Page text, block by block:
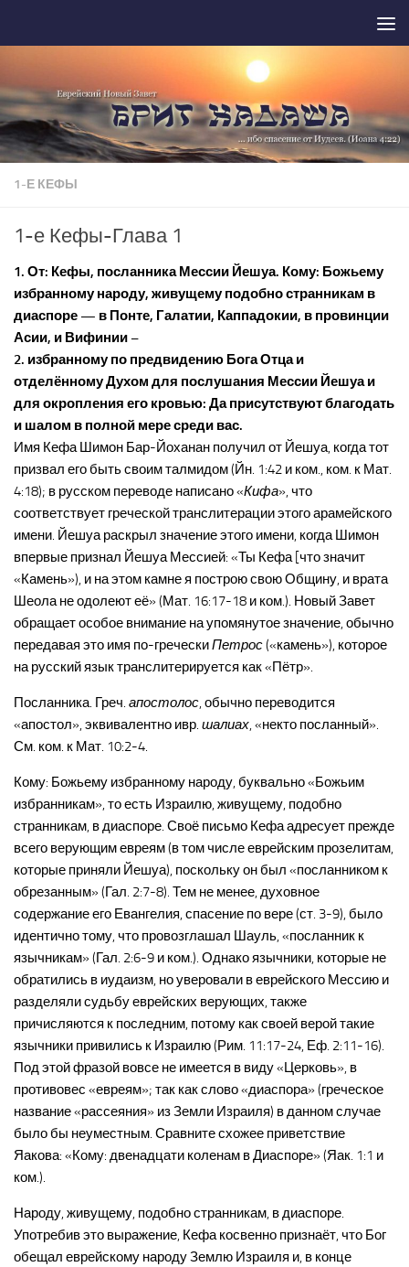
1-Е КЕФЫ
1-е Кефы-Глава 1
1. От: Кефы, посланника Мессии Йешуа. Кому: Божьему
избранному народу, живущему подобно странникам в
диаспоре — в Понте, Галатии, Каппадокии, в провинции
Асии, и Вифинии –
2. избранному по предвидению Бога Отца и
отделённому Духом для послушания Мессии Йешуа и
для окропления его кровью: Да присутствуют благодать
и шалом в полной мере среди вас.
Имя Кефа Шимон Бар-Йоханан получил от Йешуа, когда тот
призвал его быть своим талмидом (Йн. 1:42 и ком., ком. к Мат.
4:18); в русском переводе написано «Кифа», что
соответствует греческой транслитерации этого арамейского
имени. Йешуа раскрыл значение этого имени, когда Шимон
впервые признал Йешуа Мессией: «Ты Кефа [что значит
«Камень»), и на этом камне я построю свою Общину, и врата
Шеола не одолеют её» (Мат. 16:17-18 и ком.). Новый Завет
обращает особое внимание на упомянутое значение, обычно
передавая это имя по-греческиПетрос(«камень»), которое
на русский язык транслитерируется как «Пётр».
Посланника. Греч. апостолос, обычно переводится
«апостол», эквивалентно ивр. шалиах, «некто посланный».
См. ком. к Мат. 10:2-4.
Кому: Божьему избранному народу, буквально «Божьим
избранникам», то есть Израилю, живущему, подобно
странникам, в диаспоре. Своё письмо Кефа адресует прежде
всего верующим евреям (в том числе еврейским прозелитам,
которые приняли Йешуа), поскольку он был «посланником к
обрезанным» (Гал. 2:7-8). Тем не менее, духовное
содержание его Евангелия, спасение по вере (ст. 3-9), было
идентично тому, что провозглашал Шауль, «посланник к
язычникам» (Гал. 2:6-9 и ком.). Однако язычники, которые не
обратились в иудаизм, но уверовали в еврейского Мессию и
разделяли судьбу еврейских верующих, также
причисляются к последним, потому как своей верой такие
язычники привились к Израилю (Рим. 11:17-24, Еф. 2:11-16).
Под этой фразой вовсе не имеется в виду «Церковь», в
противовес «евреям»; так как слово «диаспора» (греческое
название «рассеяния» из Земли Израиля) в данном случае
было бы неуместным. Сравните схожее приветствие
Яакова: «Кому: двенадцати коленам в Диаспоре» (Яак. 1:1 и
ком.).
Народу, живущему, подобно странникам, в диаспоре.
Употребив это выражение, Кефа косвенно признаёт, что Бог
обещал еврейскому народу Землю Израиля и, в конце